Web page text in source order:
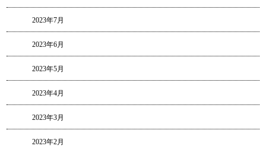
2023年7月
2023年6月
2023年5月
2023年4月
2023年3月
2023年2月